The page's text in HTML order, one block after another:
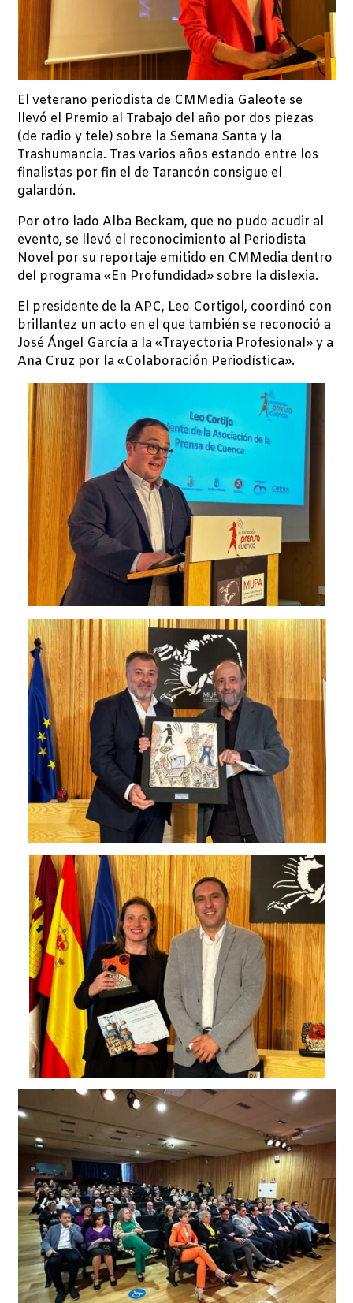
El veterano periodista de CMMedia Galeote se
llevó el Premio al Trabajo del año por dos piezas
(de radio y tele) sobre la Semana Santa y la
Trashumancia. Tras varios años estando entre los
finalistas por fin el de Tarancón consigue el
galardón.
Por otro lado Alba Beckam, que no pudo acudir al
evento, se llevó el reconocimiento al Periodista
Novel por su reportaje emitido en CMMedia dentro
del programa «En Profundidad» sobre la dislexia.
El presidente de la APC, Leo Cortigol, coordinó con
brillantez un acto en el que también se reconoció a
José Ángel García a la «Trayectoria Profesional» y a
Ana Cruz por la «Colaboración Periodística».